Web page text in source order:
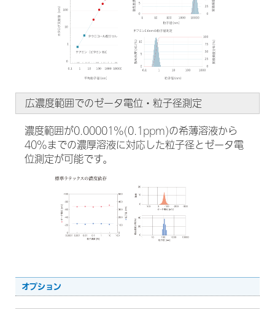
広濃度範囲でのゼータ電位・粒子径測定
濃度範囲が0.00001%(0.1ppm)の希薄溶液から
40%までの濃厚溶液に対応した粒子径とゼータ電
位測定が可能です。
オプション